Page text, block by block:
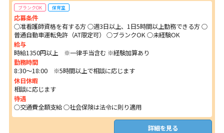
ブランクOK 保育室
応募条件
○准看護師資格を有する方 ○週3日以上、1日5時間以上勤務できる方 ○
普通自動車運転免許（AT限定可） ○ブランクOK ○未経験OK
給与
時給1350円以上 ※一律手当含む ※経験加算あり
勤務時間
8:30～18:00 ※5時間以上で相談に応じます
休日休暇
相談に応じます
待遇
○交通費全額支給 ○社会保険は法令に則り適用
詳細を見る